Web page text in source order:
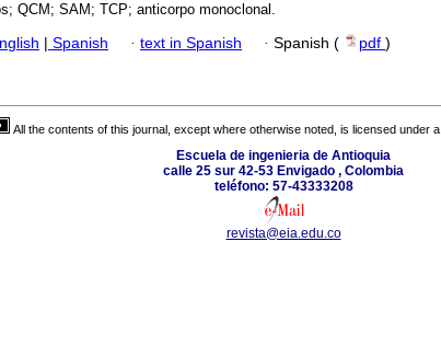
QCM; SAM; TCP; anticorpo monoclonal.
| Spanish · text in Spanish · Spanish ( pdf )
All the contents of this journal, except where otherwise noted, is licensed under a
Escuela de ingenieria de Antioquia
calle 25 sur 42-53 Envigado , Colombia
teléfono: 57-43333208
revista@eia.edu.co